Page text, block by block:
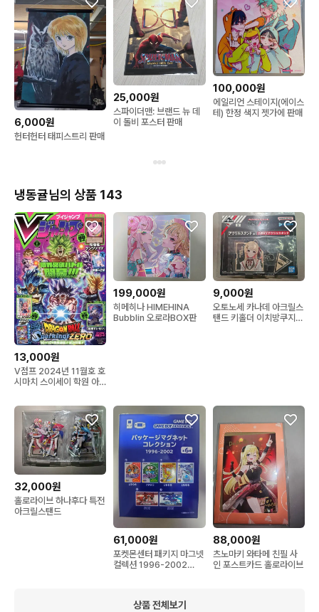
6,000원
헌터헌터 태피스트리 판매
25,000원
스파이더맨: 브랜드 뉴 데
이 돌비 포스터 판매
100,000원
에일리언 스테이지(에이스
테) 한정 색지 젯가에 판매
냉동귤님의 상품 143
13,000원
V점프 2024년 11월호 호
시마치 스이세이 학원 아
199,000원
히메히나 HIMEHINA
Bubblin 오로라BOX판
9,000원
오토노세 카나데 아크릴스
탠드 키홀더 이치방쿠지
32,000원
홀로라이브 하나후다 특전
아크릴스탠드
61,000원
포켓몬센터 패키지 마그넷
컬렉션 1996-2002
88,000원
츠노마키 와타메 친필 사
인 포스트카드 홀로라이브
상품 전체보기